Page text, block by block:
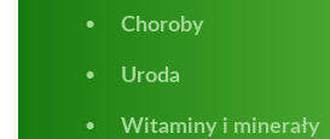
Choroby
Uroda
Witaminy i minerały